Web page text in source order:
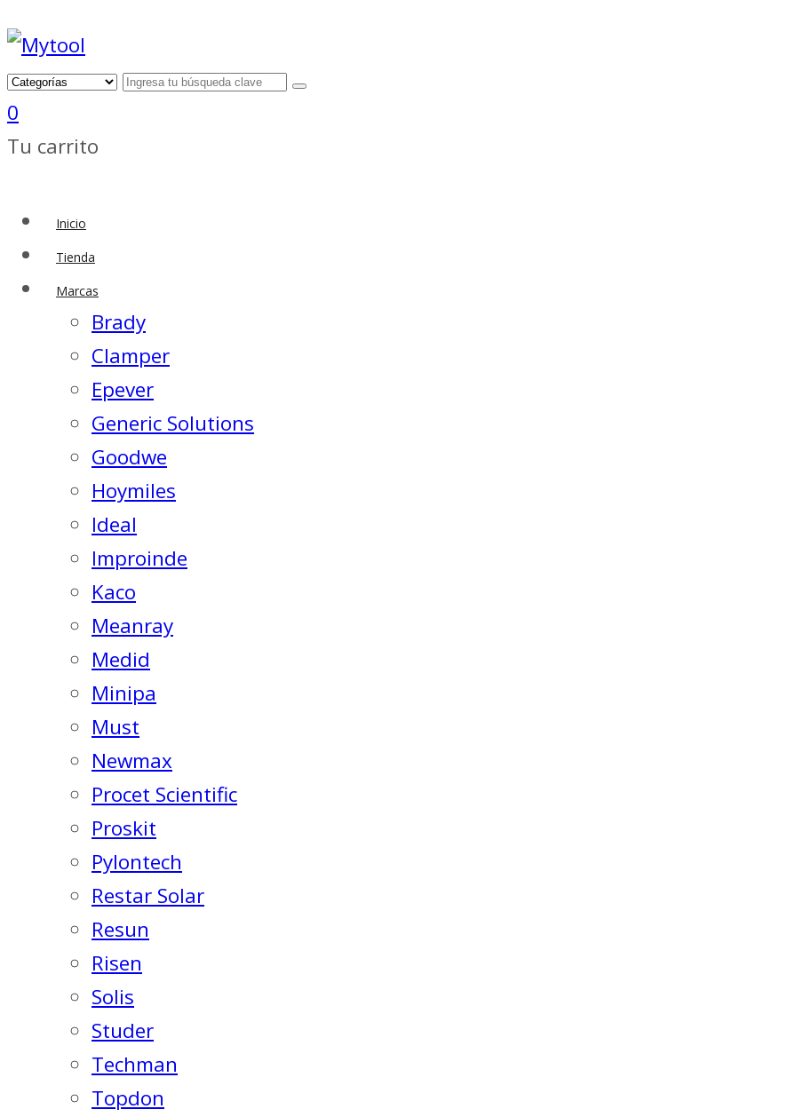
0
Tu carrito
Inicio
Tienda
Marcas
Brady
Clamper
Epever
Generic Solutions
Goodwe
Hoymiles
Ideal
Improinde
Kaco
Meanray
Medid
Minipa
Must
Newmax
Procet Scientific
Proskit
Pylontech
Restar Solar
Resun
Risen
Solis
Studer
Techman
Topdon